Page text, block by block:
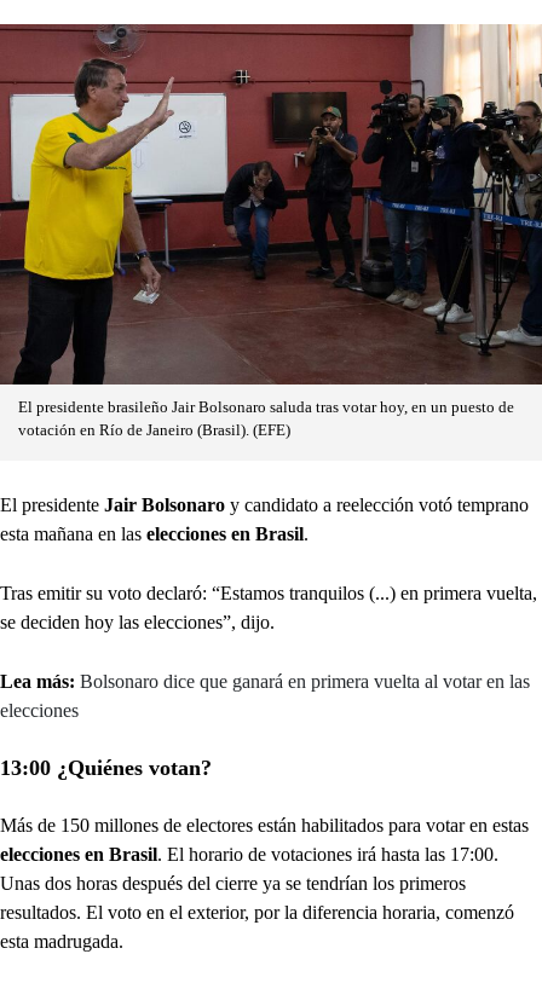
El presidente brasileño Jair Bolsonaro saluda tras votar hoy, en un puesto de
votación en Río de Janeiro (Brasil). (EFE)
El presidente Jair Bolsonaro y candidato a reelección votó temprano
esta mañana en las elecciones en Brasil.
Tras emitir su voto declaró: “Estamos tranquilos (...) en primera vuelta,
se deciden hoy las elecciones”, dijo.
Lea más: Bolsonaro dice que ganará en primera vuelta al votar en las
elecciones
13:00 ¿Quiénes votan?
Más de 150 millones de electores están habilitados para votar en estas
elecciones en Brasil. El horario de votaciones irá hasta las 17:00.
Unas dos horas después del cierre ya se tendrían los primeros
resultados. El voto en el exterior, por la diferencia horaria, comenzó
esta madrugada.